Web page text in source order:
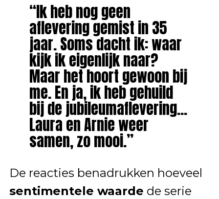
“Ik heb nog geen
aflevering gemist in 35
jaar. Soms dacht ik: waar
kijk ik eigenlijk naar?
Maar het hoort gewoon bij
me. En ja, ik heb gehuild
bij de jubileumaflevering…
Laura en Arnie weer
samen, zo mooi.”
De reacties benadrukken hoeveel
sentimentele waarde de serie